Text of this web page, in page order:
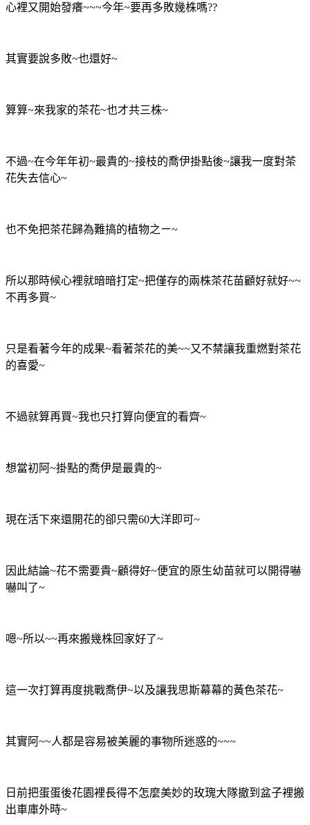
心裡又開始發癢~~~今年~要再多敗幾株嗎??
其實要說多敗~也還好~
算算~來我家的茶花~也才共三株~
不過~在今年年初~最貴的~接枝的喬伊掛點後~讓我一度對茶
花失去信心~
也不免把茶花歸為難搞的植物之ㄧ~
所以那時候心裡就暗暗打定~把僅存的兩株茶花苗顧好就好~~
不再多買~
只是看著今年的成果~看著茶花的美~~又不禁讓我重燃對茶花
的喜愛~
不過就算再買~我也只打算向便宜的看齊~
想當初阿~掛點的喬伊是最貴的~
現在活下來還開花的卻只需60大洋即可~
因此結論~花不需要貴~顧得好~便宜的原生幼苗就可以開得嚇
嚇叫了~
嗯~所以~~再來搬幾株回家好了~
這一次打算再度挑戰喬伊~以及讓我思斯幕幕的黃色茶花~
其實阿~~人都是容易被美麗的事物所迷惑的~~~
日前把蛋蛋後花園裡長得不怎麼美妙的玫瑰大隊撤到盆子裡搬
出車庫外時~